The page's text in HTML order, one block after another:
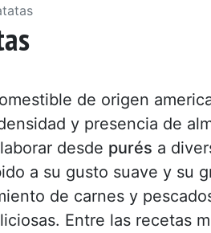
de origen
y presencia de
desde purés a
a su gusto suave y su
de carnes y
Entre las recetas